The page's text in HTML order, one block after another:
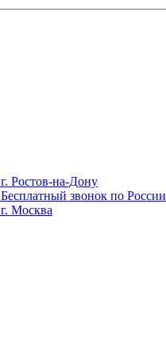
г. Ростов-на-Дону
Бесплатный звонок по России
г. Москва